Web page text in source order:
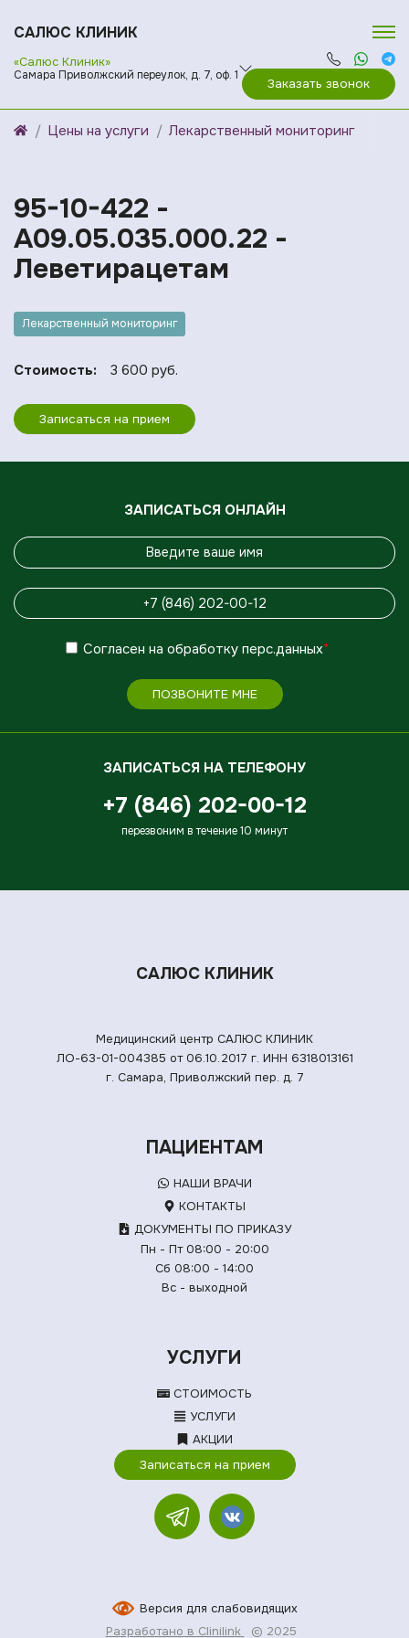
САЛЮС КЛИНИК
«Салюс Клиник»
Самара Приволжский переулок, д. 7, оф. 1
Заказать звонок
Цены на услуги Лекарственный мониторинг
95-10-422 -
A09.05.035.000.22 -
Леветирацетам
Лекарственный мониторинг
Стоимость: 3 600 руб.
Записаться на прием
ЗАПИСАТЬСЯ ОНЛАЙН
Согласен на обработку перс.данных*
ПОЗВОНИТЕ МНЕ
ЗАПИСАТЬСЯ НА ТЕЛЕФОНУ
+7 (846) 202-00-12
перезвоним в течение 10 минут
САЛЮС КЛИНИК
Медицинский центр САЛЮС КЛИНИК
ЛО-63-01-004385 от 06.10.2017 г. ИНН 6318013161
г. Самара, Приволжский пер. д. 7
ПАЦИЕНТАМ
НАШИ ВРАЧИ
КОНТАКТЫ
ДОКУМЕНТЫ ПО ПРИКАЗУ
Пн - Пт 08:00 - 20:00
Сб 08:00 - 14:00
Вс - выходной
УСЛУГИ
СТОИМОСТЬ
УСЛУГИ
АКЦИИ
Записаться на прием
Версия для слабовидящих
Разработано в Clinilink
© 2025